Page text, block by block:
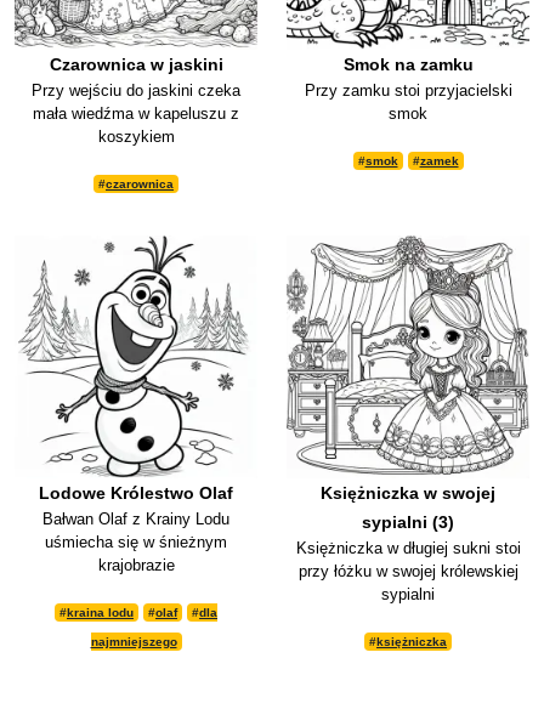
Czarownica w jaskini
Przy wejściu do jaskini czeka
mała wiedźma w kapeluszu z
koszykiem
#czarownica
Smok na zamku
Przy zamku stoi przyjacielski
smok
#smok #zamek
Lodowe Królestwo Olaf
Bałwan Olaf z Krainy Lodu
uśmiecha się w śnieżnym
krajobrazie
#kraina lodu #olaf #dla
najmniejszego
Księżniczka w swojej
sypialni (3)
Księżniczka w długiej sukni stoi
przy łóżku w swojej królewskiej
sypialni
#księżniczka